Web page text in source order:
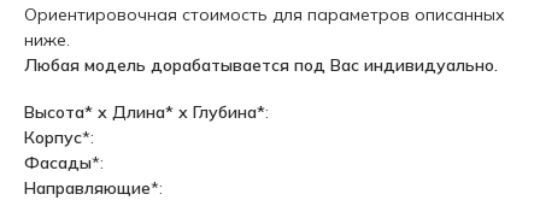
Ориентировочная стоимость для параметров описанных
ниже.
Любая модель дорабатывается под Вас индивидуально.
Высота* х Длина* х Глубина*:
Корпус*:
Фасады*:
Направляющие*: